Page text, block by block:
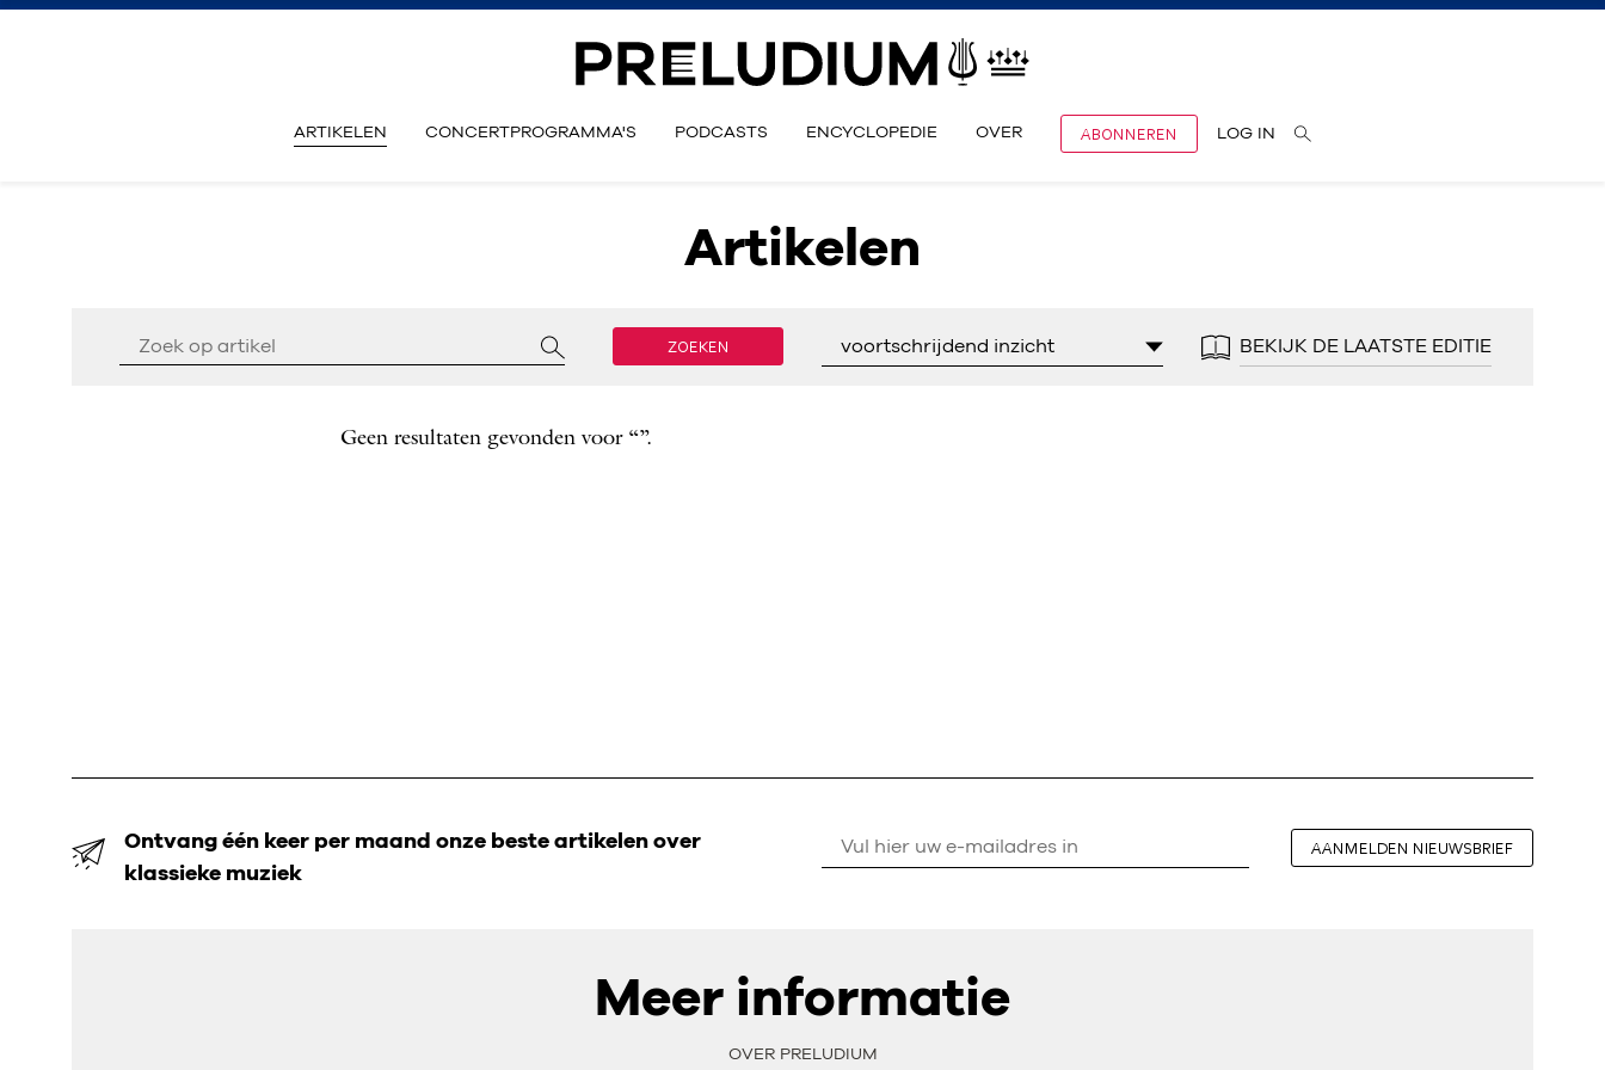
ARTIKELEN CONCERTPROGRAMMA'S PODCASTS ENCYCLOPEDIE OVER ABONNEREN LOG IN
Artikelen
ZOEKEN voortschrijdend inzicht BEKIJK DE LAATSTE EDITIE
Geen resultaten gevonden voor “”.
Ontvang één keer per maand onze beste artikelen over
klassieke muziek
AANMELDEN NIEUWSBRIEF
Meer informatie
OVER PRELUDIUM